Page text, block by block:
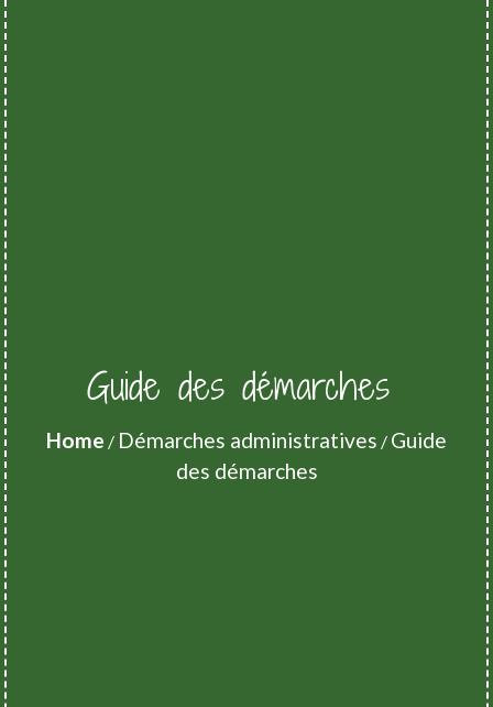
Guide des démarches
Home / Démarches administratives / Guide
des démarches